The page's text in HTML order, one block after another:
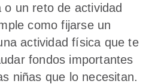
un reto de actividad
como fijarse un
actividad física que te
fondos importantes
niñas que lo necesitan.